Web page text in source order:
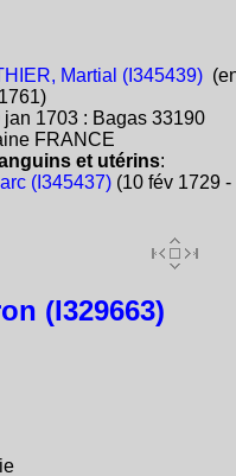
Martial (I345439)
jan 1703 : Bagas 33190
FRANCE
et utérins:
(I345437)(10 fév 1729 -
(I329663)